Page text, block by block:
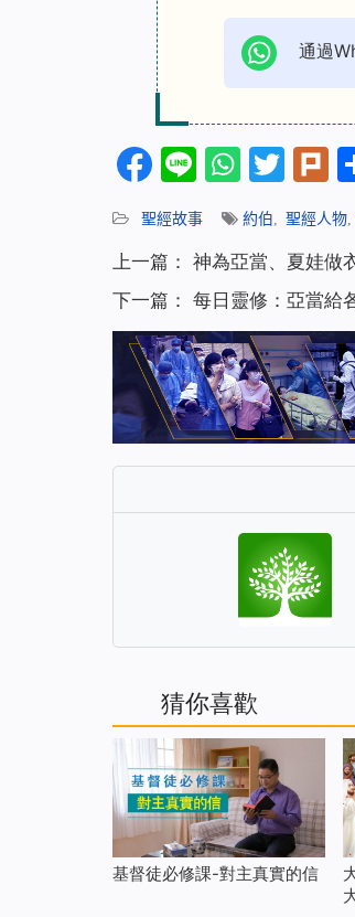
通過
Facebook
Line
聖經故事 約伯 聖經人物
上一篇： 神為亞當、夏娃做
下一篇： 每日靈修：亞當給
猜你喜歡
基督徒必修課-對主真實的信